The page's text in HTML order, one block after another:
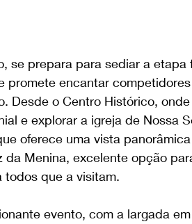
se prepara para sediar a etapa
promete encantar
Desde o Centro Histórico,
e explorar a igreja de Nossa
oferece uma vista
da Menina, excelente opção
todos que a visitam.
evento, com a largada